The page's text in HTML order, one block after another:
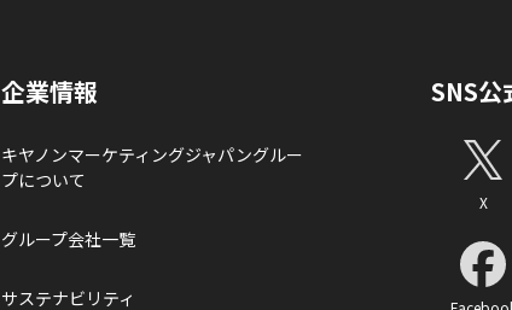
企業情報
キヤノンマーケティングジャパングルー
プについて
グループ会社一覧
サステナビリティ
SNS公
X